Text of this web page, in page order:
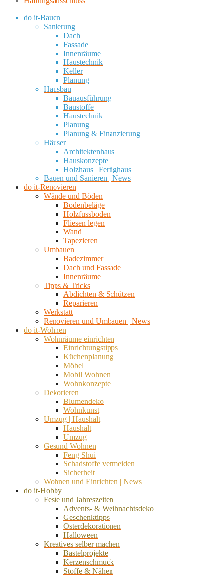
do it-Bauen
Sanierung
Dach
Fassade
Innenräume
Haustechnik
Keller
Planung
Hausbau
Bauausführung
Baustoffe
Haustechnik
Planung
Planung & Finanzierung
Häuser
Architektenhaus
Hauskonzepte
Holzhaus | Fertighaus
Bauen und Sanieren | News
do it-Renovieren
Wände und Böden
Bodenbeläge
Holzfussboden
Fliesen legen
Wand
Tapezieren
Umbauen
Badezimmer
Dach und Fassade
Innenräume
Tipps & Tricks
Abdichten & Schützen
Reparieren
Werkstatt
Renovieren und Umbauen | News
do it-Wohnen
Wohnräume einrichten
Einrichtungstipps
Küchenplanung
Möbel
Mobil Wohnen
Wohnkonzepte
Dekorieren
Blumendeko
Wohnkunst
Umzug | Haushalt
Haushalt
Umzug
Gesund Wohnen
Feng Shui
Schadstoffe vermeiden
Sicherheit
Wohnen und Einrichten | News
do it-Hobby
Feste und Jahreszeiten
Advents- & Weihnachtsdeko
Geschenktipps
Osterdekorationen
Halloween
Kreatives selber machen
Bastelprojekte
Kerzenschmuck
Stoffe & Nähen